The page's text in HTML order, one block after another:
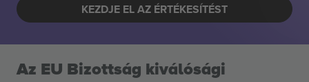
KEZDJE EL AZ ÉRTÉKESÍTÉST
Az EU Bizottság kiválósági